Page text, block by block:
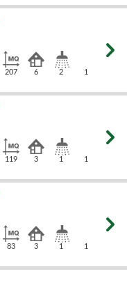
207 6 2 1
119 3 1 1
83 3 1 1